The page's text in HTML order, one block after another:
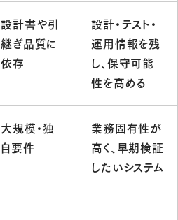
設計書や引
継ぎ品質に
依存
設計・テスト・
運用情報を残
し、保守可能
性を高める
大規模・独
自要件
業務固有性が
高く、早期検証
したいシステム